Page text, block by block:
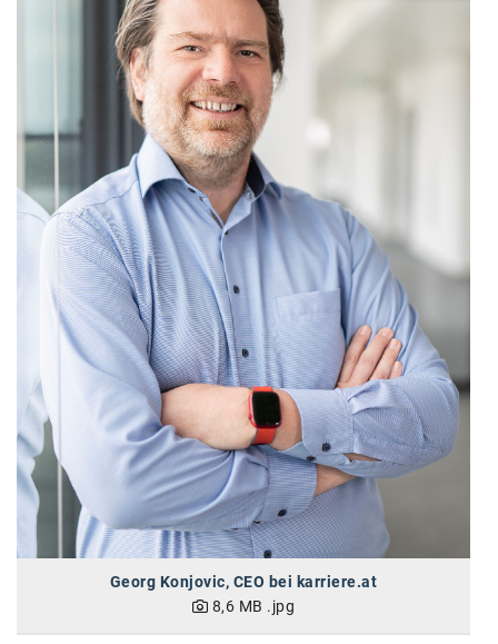
Smile Österreich
Strategie Austria
Strategy&
SW Umwelttechnik
TEDAI
TheVentury
VELUX
WALTER GROUP
WEB Windenergie AG
WEconomy - Diversity works!
Calle Libre
ÖZSV
Georg Konjovic, CEO bei karriere.at
8,6 MB .jpg